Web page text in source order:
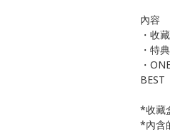
內容
・收
・特
・
BEST
*收藏
*內含